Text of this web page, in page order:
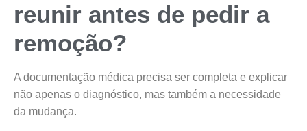
reunir antes de pedir a
remoção?
A documentação médica precisa ser completa e explicar
não apenas o diagnóstico, mas também a necessidade
da mudança.